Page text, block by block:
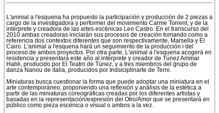
L'animal a l'esquena ha propuesto la participación y producción de 2 piezas a
cargo de la investigadora y performer del movimiento Carme Torrent, y de la
intérprete y creadora de las artes escénicas Leo Castro. En el transcurso del
2010 ambas creadoras iniciarán sus procesos de creación tomando como a
referencia dos contextos diferentes que son respectivamente, Marsella y El
Cairo. L'animal a l'esquena hará un seguimiento de la producción i del
proceso de ambos proyectos. Por otra parte, L'animal a l'esquena acogerá en
residencia y presentará este año al intérprete y creador de Túnez Ammar
Habli, producido por El Teatro de Túnez, y a tres miembros del grupo de
danza Nanou de italia, producidos por Indsiciplinarte de Terni.
Miniaturas busca cuestionar la forma que puede adoptar una miniatura en el
arte contemporáneo, proponiendo una reflexión y análisis de la estética a
partir de las miniaturas coreográficas creadas por los diferentes artistas y
basadas en la representación/expresión del Otro/Amor que se presentará en
público como pieza escénica o visual o ambos a la vez.